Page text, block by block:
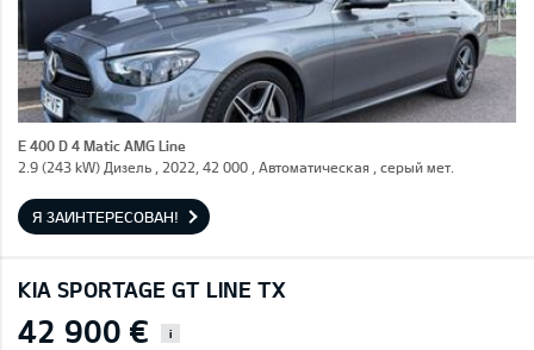
E 400 D 4 Matic AMG Line
2.9 (243 kW) Дизель , 2022, 42 000 , Автоматическая , серый мет.
Я ЗАИНТЕРЕСОВАН!
KIA SPORTAGE GT LINE TX
42 900 € i